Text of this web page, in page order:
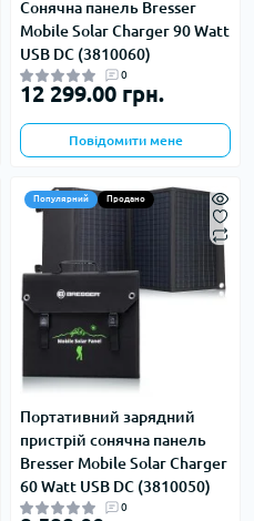
Сонячна панель Bresser
Mobile Solar Charger 90 Watt
USB DC (3810060)
0
12 299.00 грн.
Повідомити мене
Популярний Продано
Портативний зарядний
пристрій сонячна панель
Bresser Mobile Solar Charger
60 Watt USB DC (3810050)
0